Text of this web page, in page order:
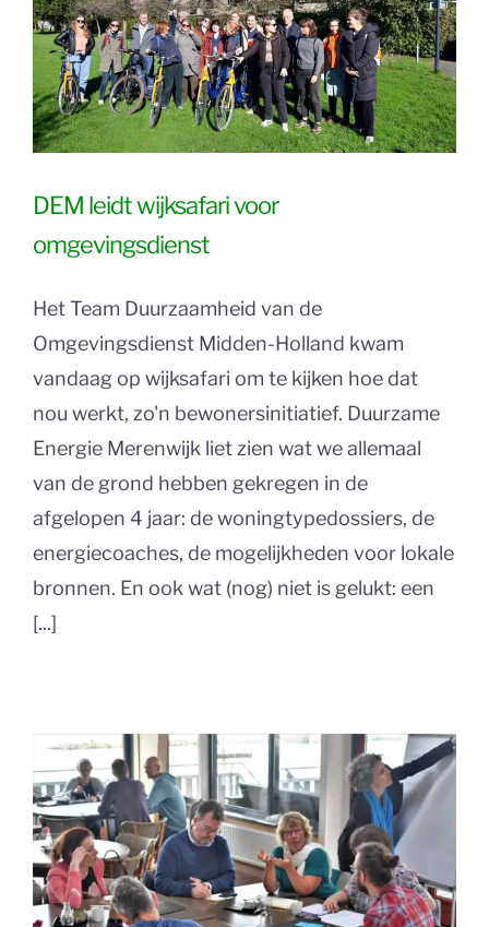
DEM leidt wijksafari voor
omgevingsdienst
Het Team Duurzaamheid van de
Omgevingsdienst Midden-Holland kwam
vandaag op wijksafari om te kijken hoe dat
nou werkt, zo'n bewonersinitiatief. Duurzame
Energie Merenwijk liet zien wat we allemaal
van de grond hebben gekregen in de
afgelopen 4 jaar: de woningtypedossiers, de
energiecoaches, de mogelijkheden voor lokale
bronnen. En ook wat (nog) niet is gelukt: een
[...]